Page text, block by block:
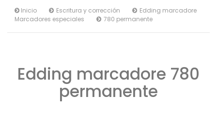
Inicio
Escritura y corrección
Marcadores especiales
Edding marcadore
780 permanente
Edding marcadore 780
permanente